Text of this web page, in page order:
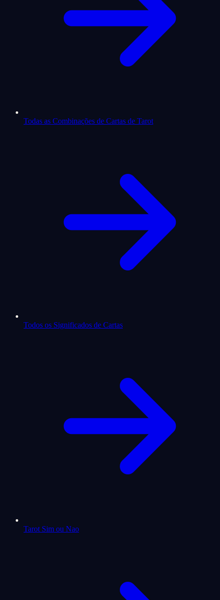
Todas as Combinações de Cartas de Tarot
Todos os Significados de Cartas
Tarot Sim ou Nao